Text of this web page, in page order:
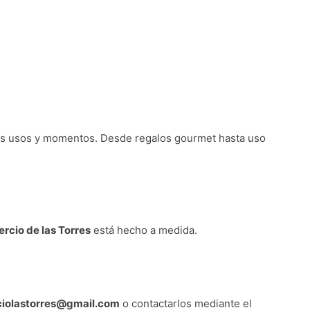
usos y momentos. Desde regalos gourmet hasta uso
de las Torres está hecho a medida.
o contactarlos mediante el